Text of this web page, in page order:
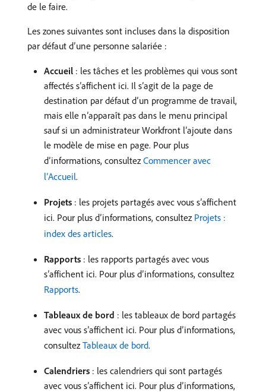
de le faire.
Les zones suivantes sont incluses dans la disposition
par défaut d’une personne salariée :
Accueil : les tâches et les problèmes qui vous sont
affectés s’affichent ici. Il s’agit de la page de
destination par défaut d’un programme de travail,
mais elle n’apparaît pas dans le menu principal
sauf si un administrateur Workfront l’ajoute dans
le modèle de mise en page. Pour plus
d’informations, consultezCommencer avec
l’Accueil.
Projets : les projets partagés avec vous s’affichent
ici. Pour plus d’informations, consultez Projets :
index des articles.
Rapports : les rapports partagés avec vous
s’affichent ici. Pour plus d’informations, consultez
Rapports.
Tableaux de bord : les tableaux de bord partagés
avec vous s’affichent ici. Pour plus d’informations,
consultezTableaux de bord.
Calendriers : les calendriers qui sont partagés
avec vous s’affichent ici. Pour plus d’informations,